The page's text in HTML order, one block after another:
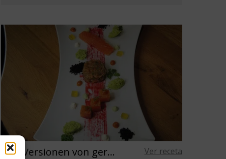
Drei Versionen von geräuchertem Lachs Ver receta